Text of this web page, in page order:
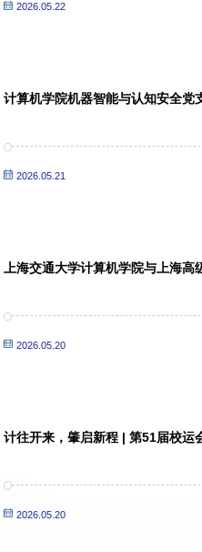
2026.05.22
计算机学院机器智能与认知安全党
2026.05.21
上海交通大学计算机学院与上海
2026.05.20
计往开来，肇启新程 | 第51届校运
2026.05.20